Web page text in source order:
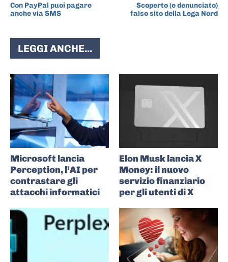
Con PayPal puoi pagare
anche via SMS
Scoperto (e denunciato)
falso sito della Lega Nord
LEGGI ANCHE...
Microsoft lancia
Perception, l’AI per
contrastare gli
attacchi informatici
Elon Musk lancia X
Money: il nuovo
servizio finanziario
per gli utenti di X